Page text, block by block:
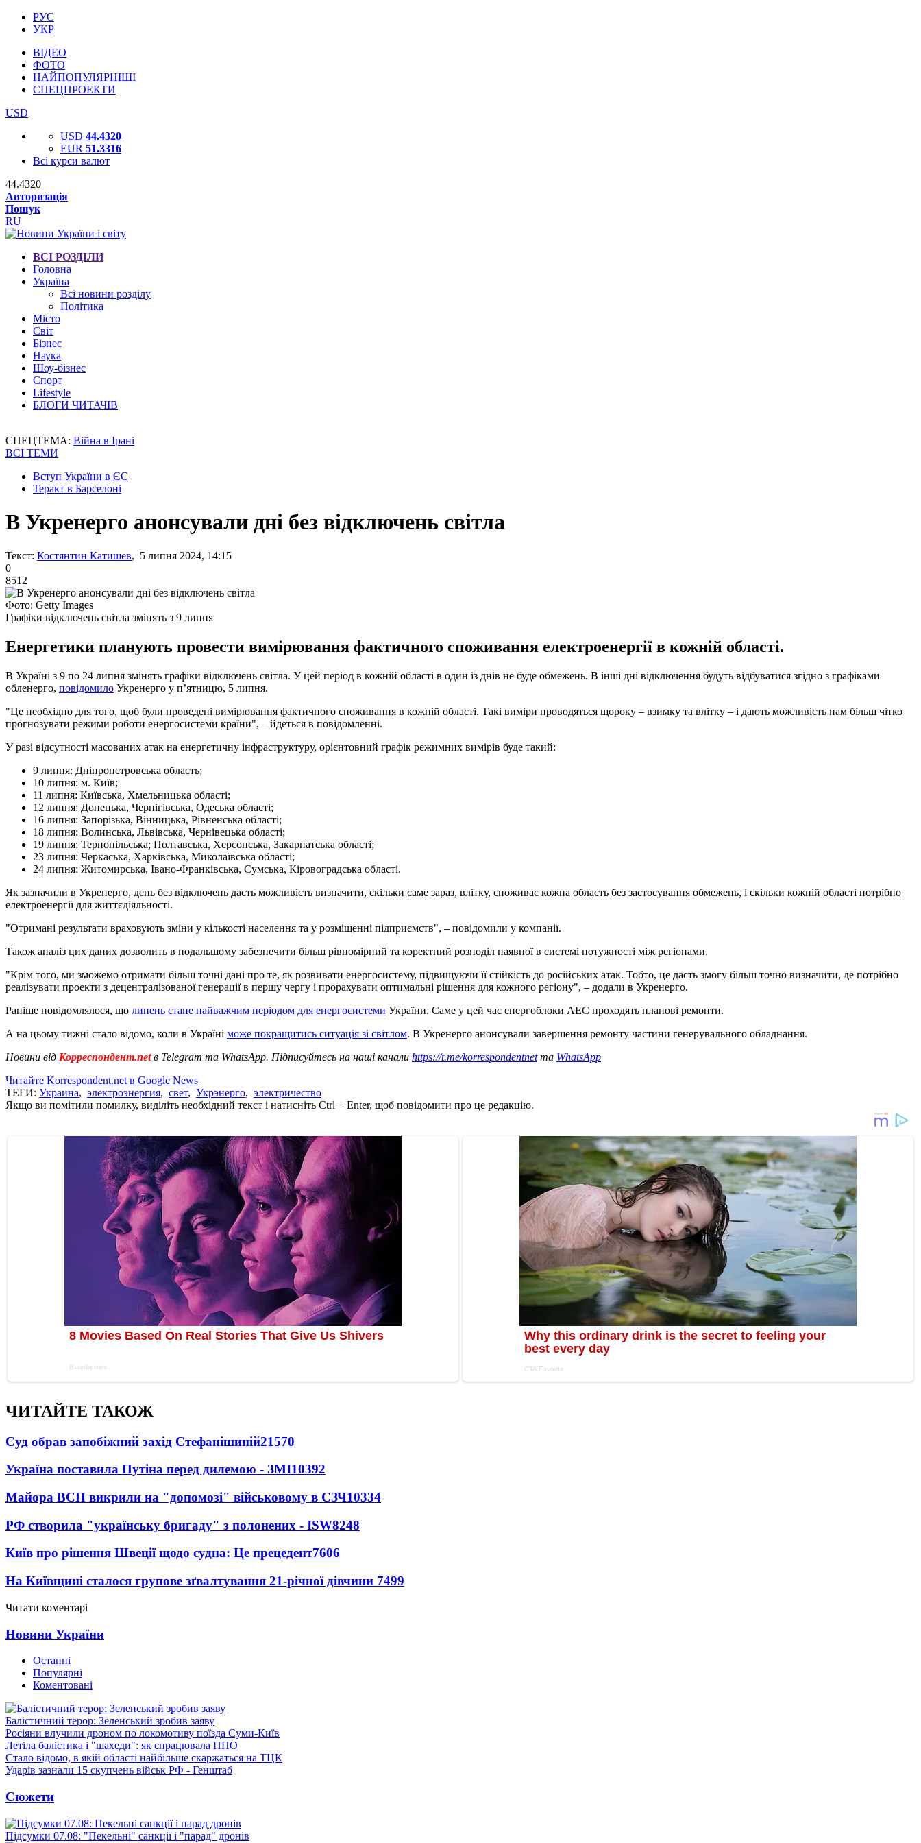
РУС
УКР
ВІДЕО
ФОТО
НАЙПОПУЛЯРНІШІ
СПЕЦПРОЕКТИ
USD
USD 44.4320
EUR 51.3316
Всі курси валют
44.4320
Авторизація
Пошук
RU
ВСІ РОЗДІЛИ
Головна
Україна
Всі новини розділу
Політика
Місто
Світ
Бізнес
Наука
Шоу-бізнес
Спорт
Lifestyle
БЛОГИ ЧИТАЧІВ
СПЕЦТЕМА: Війна в Ірані
ВСІ ТЕМИ
Вступ України в ЄС
Теракт в Барселоні
В Укренерго анонсували дні без відключень світла
Текст: Костянтин Катишев, 5 липня 2024, 14:15
0
8512
Фото: Getty Images
Графіки відключень світла змінять з 9 липня
Енергетики планують провести вимірювання фактичного споживання електроенергії в кожній області.
В Україні з 9 по 24 липня змінять графіки відключень світла. У цей період в кожній області в один із днів не буде обмежень. В інші дні відключення будуть відбуватися згідно з графіками
обленерго, повідомило Укренерго у п’ятницю, 5 липня.
"Це необхідно для того, щоб були проведені вимірювання фактичного споживання в кожній області. Такі виміри проводяться щороку – взимку та влітку – і дають можливість нам більш чітко
прогнозувати режими роботи енергосистеми країни", – йдеться в повідомленні.
У разі відсутності масованих атак на енергетичну інфраструктуру, орієнтовний графік режимних вимірів буде такий:
9 липня: Дніпропетровська область;
10 липня: м. Київ;
11 липня: Київська, Хмельницька області;
12 липня: Донецька, Чернігівська, Одеська області;
16 липня: Запорізька, Вінницька, Рівненська області;
18 липня: Волинська, Львівська, Чернівецька області;
19 липня: Тернопільська; Полтавська, Херсонська, Закарпатська області;
23 липня: Черкаська, Харківська, Миколаївська області;
24 липня: Житомирська, Івано-Франківська, Сумська, Кіровоградська області.
Як зазначили в Укренерго, день без відключень дасть можливість визначити, скільки саме зараз, влітку, споживає кожна область без застосування обмежень, і скільки кожній області потрібно
електроенергії для життєдіяльності.
"Отримані результати враховують зміни у кількості населення та у розміщенні підприємств", – повідомили у компанії.
Також аналіз цих даних дозволить в подальшому забезпечити більш рівномірний та коректний розподіл наявної в системі потужності між регіонами.
"Крім того, ми зможемо отримати більш точні дані про те, як розвивати енергосистему, підвищуючи її стійкість до російських атак. Тобто, це дасть змогу більш точно визначити, де потрібно
реалізувати проекти з децентралізованої генерації в першу чергу і прорахувати оптимальні рішення для кожного регіону", – додали в Укренерго.
Раніше повідомлялося, що липень стане найважчим періодом для енергосистеми України. Саме у цей час енергоблоки АЕС проходять планові ремонти.
А на цьому тижні стало відомо, коли в Україні може покращитись ситуація зі світлом. В Укренерго анонсували завершення ремонту частини генерувального обладнання.
Новини від Корреспондент.netв Telegram та WhatsApp. Підписуйтесь на наші канали https://t.me/korrespondentnetта WhatsApp
Читайте Korrespondent.net в Google News
ТЕГИ: Украина, электроэнергия, свет, Укрэнерго, электричество
Якщо ви помітили помилку, виділіть необхідний текст і натисніть Ctrl + Enter, щоб повідомити про це редакцію.
ЧИТАЙТЕ ТАКОЖ
Суд обрав запобіжний захід Стефанішиній21570
Україна поставила Путіна перед дилемою - ЗМІ10392
Майора ВСП викрили на "допомозі" військовому в СЗЧ10334
РФ створила "українську бригаду" з полонених - ISW8248
Київ про рішення Швеції щодо судна: Це прецедент7606
На Київщині сталося групове зґвалтування 21-річної дівчини 7499
Читати коментарі
Новини України
Останні
Популярні
Коментовані
Балістичний терор: Зеленський зробив заяву
Росіяни влучили дроном по локомотиву поїзда Суми-Київ
Летіла балістика і "шахеди": як спрацювала ППО
Стало відомо, в якій області найбільше скаржаться на ТЦК
Ударів зазнали 15 скупчень військ РФ - Генштаб
Сюжети
Підсумки 07.08: "Пекельні" санкції і "парад" дронів